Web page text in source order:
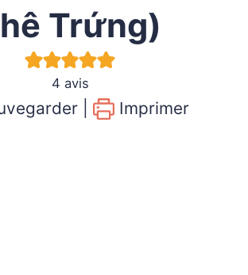
Trứng)
4 avis
| Imprimer